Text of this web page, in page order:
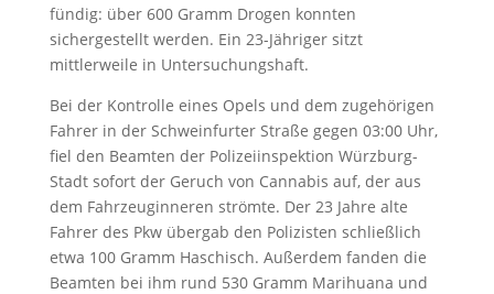
fündig: über 600 Gramm Drogen konnten
sichergestellt werden. Ein 23-Jähriger sitzt
mittlerweile in Untersuchungshaft.
Bei der Kontrolle eines Opels und dem zugehörigen
Fahrer in der Schweinfurter Straße gegen 03:00 Uhr,
fiel den Beamten der Polizeiinspektion Würzburg-
Stadt sofort der Geruch von Cannabis auf, der aus
dem Fahrzeuginneren strömte. Der 23 Jahre alte
Fahrer des Pkw übergab den Polizisten schließlich
etwa 100 Gramm Haschisch. Außerdem fanden die
Beamten bei ihm rund 530 Gramm Marihuana und